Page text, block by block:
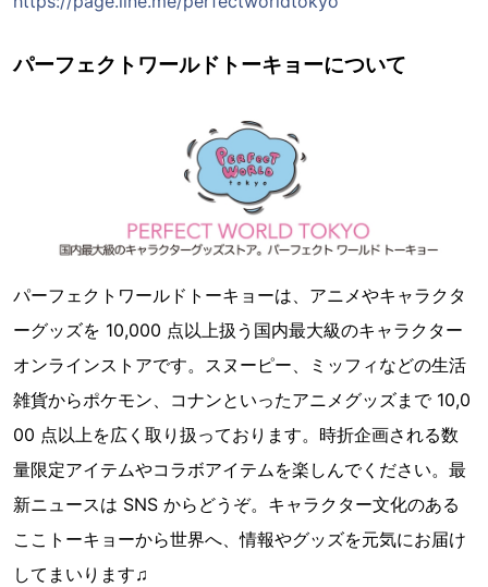
パーフェクトワールドトーキョーについて
パーフェクトワールドトーキョーは、アニメやキャラクタ
ーグッズを 10,000 点以上扱う国内最大級のキャラクター
オンラインストアです。スヌーピー、ミッフィなどの生活
雑貨からポケモン、コナンといったアニメグッズまで 10,0
00 点以上を広く取り扱っております。時折企画される数
量限定アイテムやコラボアイテムを楽しんでください。最
新ニュースは SNS からどうぞ。キャラクター文化のある
ここトーキョーから世界へ、情報やグッズを元気にお届け
してまいります♫